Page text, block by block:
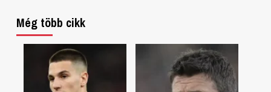
Még több cikk